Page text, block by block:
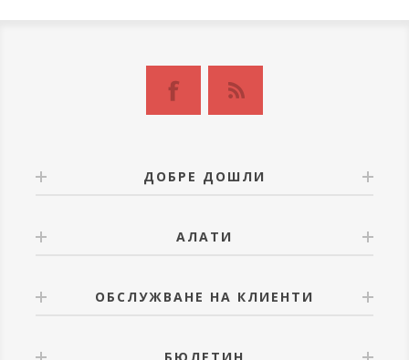
ДОБРЕ ДОШЛИ
АЛАТИ
ОБСЛУЖВАНЕ НА КЛИЕНТИ